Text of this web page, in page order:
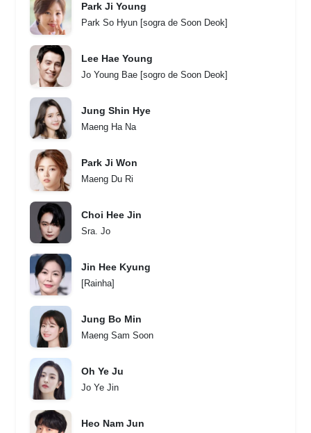
Park Ji Young
Park So Hyun [sogra de Soon Deok]
Lee Hae Young
Jo Young Bae [sogro de Soon Deok]
Jung Shin Hye
Maeng Ha Na
Park Ji Won
Maeng Du Ri
Choi Hee Jin
Sra. Jo
Jin Hee Kyung
[Rainha]
Jung Bo Min
Maeng Sam Soon
Oh Ye Ju
Jo Ye Jin
Heo Nam Jun